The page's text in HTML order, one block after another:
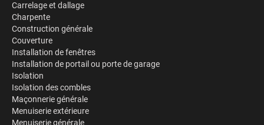
Carrelage et dallage
Charpente
Construction générale
Couverture
Installation de fenêtres
Installation de portail ou porte de garage
Isolation
Isolation des combles
Maçonnerie générale
Menuiserie extérieure
Menuiserie générale